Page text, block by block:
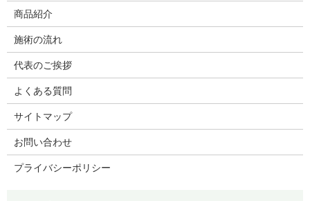
商品紹介
施術の流れ
代表のご挨拶
よくある質問
サイトマップ
お問い合わせ
プライバシーポリシー